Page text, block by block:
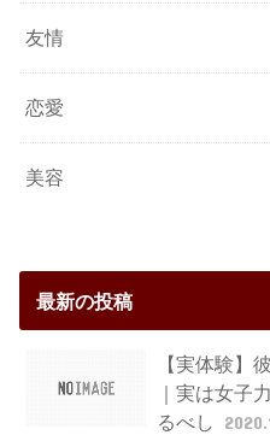
友情
恋愛
美容
最新の投稿
【実体験】
｜実は女子
るべし